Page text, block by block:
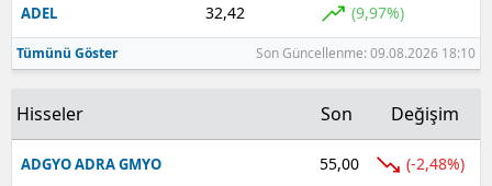
ADEL 32,42 (9,97%)
Tümünü Göster Son Güncellenme: 09.08.2026 18:10
Hisseler Son Değişim
ADGYO ADRA GMYO 55,00 (-2,48%)